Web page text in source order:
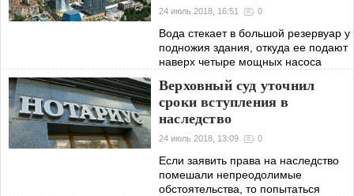
24 июль 2018, 16:51 0
Вода стекает в большой резервуар у
подножия здания, откуда ее подают
наверх четыре мощных насоса
Верховный суд уточнил
сроки вступления в
наследство
24 июль 2018, 13:09 0
Если заявить права на наследство
помешали непреодолимые
обстоятельства, то попытаться